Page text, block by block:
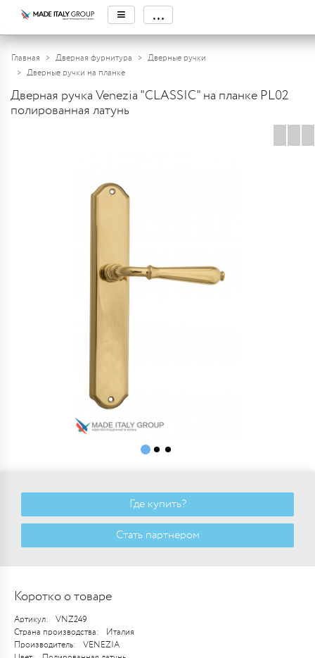
≡ ...
Главная Дверная фурнитура
Дверные ручки
Дверные ручки на планке
Дверная ручка Venezia "CLASSIC" на планке PL02
полированная латунь
Где купить?
Стать партнером
Коротко о товаре
Артикул:
VNZ249
Страна производства:
Италия
Производитель:
VENEZIA